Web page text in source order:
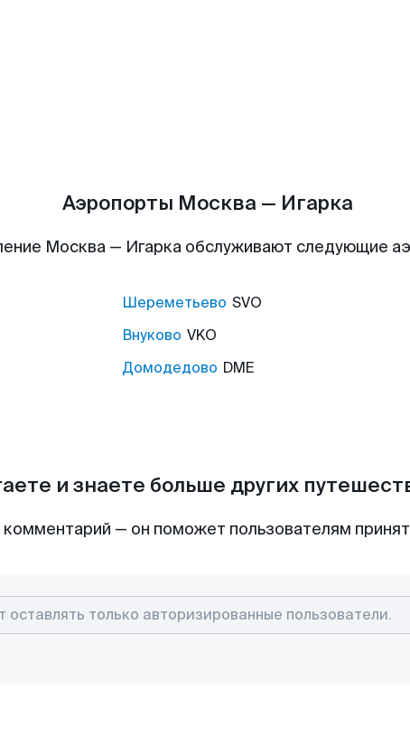
Аэропорты Москва — Игарка
Москва — Игарка обслуживают следующие
Шереметьево SVO
Внуково VKO
Домодедово DME
и знаете больше других
комментарий — он поможет пользователям